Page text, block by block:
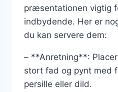
præsentationen vigtig
indbydende. Her er
du kan servere dem:
– **Anretning**:
stort fad og pynt med
persille eller dild.